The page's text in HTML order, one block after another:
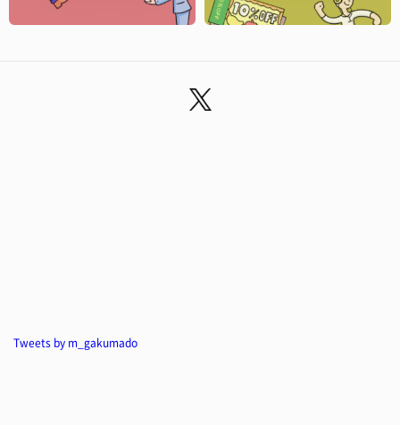
Tweets by m_gakumado